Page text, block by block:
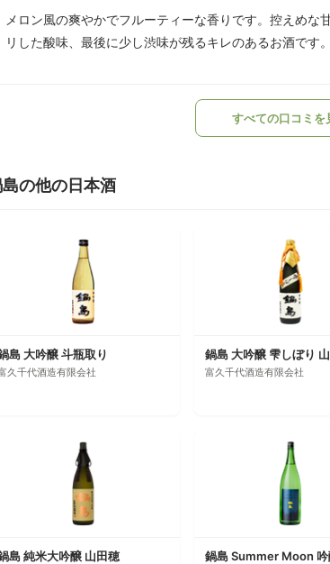
メロン風の爽やかでフルーティーな香りです。控えめな
リした酸味、最後に少し渋味が残るキレのあるお酒です。
すべての口コミを
の他の日本酒
島 大吟醸 斗瓶取り
久千代酒造有限会社
鍋島 大吟醸 雫しぼり
富久千代酒造有限会社
島 純米大吟醸 山田穂 鍋島 Summer Moon 吟